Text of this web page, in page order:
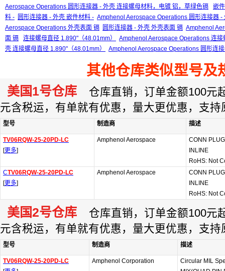
Aerospace Operations 圆形连接器 - 外壳 连接螺母材料，电镀 铝，草绿色镉
嵌
料 - 圆形连接器 - 外壳 嵌件材料 - Amphenol Aerospace Operations 圆形连接器 -
Aerospace Operations 外壳表面 镉 圆形连接器 - 外壳 外壳表面 镉 Amphenol
面 镉
连接螺母直径 1.890"（48.01mm）
Amphenol Aerospace Operations 连
壳 连接螺母直径 1.890"（48.01mm）
Amphenol Aerospace Operations 圆形连
其他仓库类似型号及
美国1号仓库 仓库直销，订单金额100元
元含税运，有单就有优惠，量大更优惠，支持
型号 制造商 描述
TV06RQW-25-20PD-LC
[更多]
Amphenol Aerospace
CONN
INLINE
RoHS: Not
CTV06RQW-25-20PD-LC
[更多]
Amphenol Aerospace
CONN
INLINE
RoHS: Not
美国2号仓库 仓库直销，订单金额100元
元含税运，有单就有优惠，量大更优惠，支持
型号 制造商 描述
TV06RQW-25-20PD-LC
Amphenol Corporation
Circular MIL